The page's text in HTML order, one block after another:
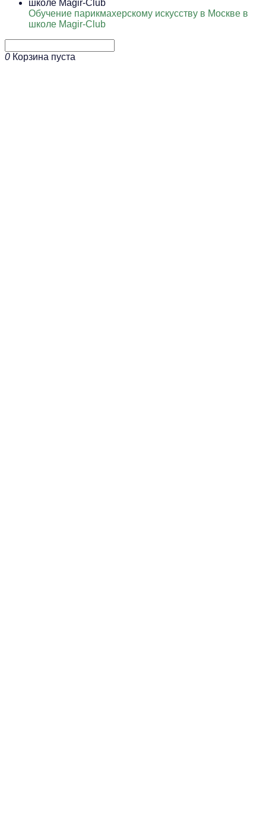
Обучение парикмахерскому искусству в Москве в
школе Magir-Club
0 Корзина пуста